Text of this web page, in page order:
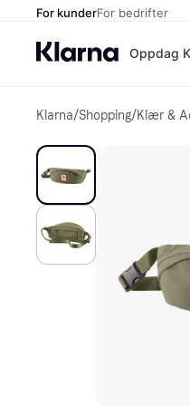
For kunderFor bedrifter
Oppdag
Klarna/Shopping/Klær &